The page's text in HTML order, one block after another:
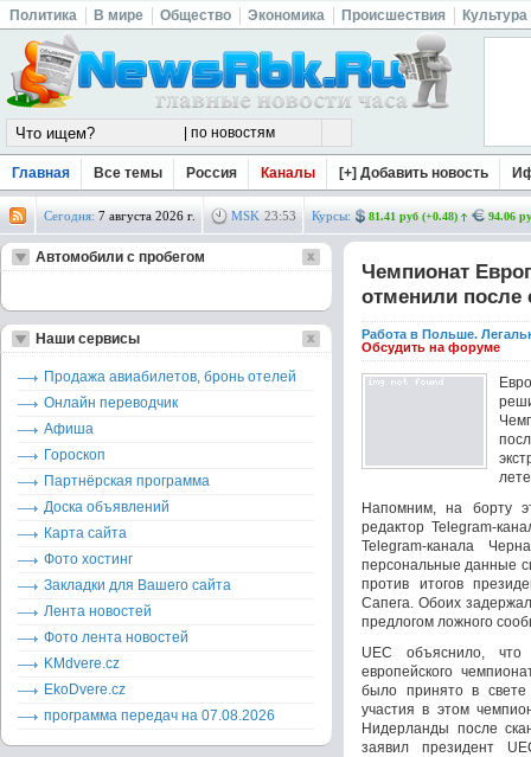
Политика В мире Общество Экономика Происшествия Культура
Главная Все темы Россия Каналы [+] Добавить новость
Сегодня: 7 августа 2026 г. MSK 23:53 Курсы: 81.41 руб (+0.48) 94.06
Чемпионат
отменили после
Работа в Польше.
Обсудить на форуме
Напомним, на борту
редактор Telegram-
Telegram-канала
персональные данные
против итогов
Сапега. Обоих
предлогом ложного
UEC объяснило, что
европейского
было принято в
участия в этом
Нидерланды после
заявил президент
Автомобили с пробегом
Наши сервисы
Продажа авиабилетов, бронь отелей
Онлайн переводчик
Афиша
Гороскоп
Партнёрская программа
Доска объявлений
Карта сайта
Фото хостинг
Закладки для Вашего сайта
Лента новостей
Фото лента новостей
KMdvere.cz
EkoDvere.cz
программа передач на 07.08.2026